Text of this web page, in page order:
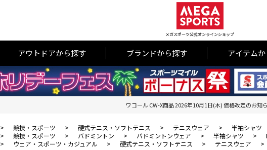
メガスポーツ公式オンラインショップ
アウトドアから探す ブランドから探す アイテム
ワコール CW-X商品 2026年10月1日(木) 価格改定のお知
> 競技・スポーツ > 硬式テニス・ソフトテニス > テニスウェア > 半袖シャツ
> 競技・スポーツ > バドミントン > バドミントンウェア > 半袖シャツ >
> ウェア・スポーツ・カジュアル > 硬式テニス・ソフトテニス > テニスウェア >